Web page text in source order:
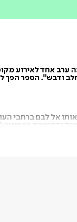
אחד לאירוע